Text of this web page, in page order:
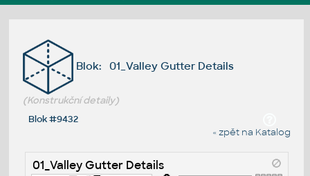
Blok: 01_Valley Gutter Details
(Konstrukční detaily)
Blok #9432
« zpět na Katalog
01_Valley Gutter Details